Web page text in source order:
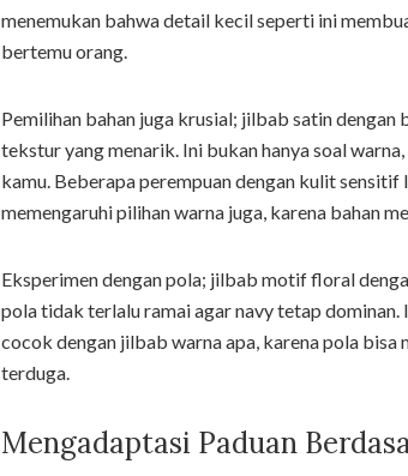
menemukan bahwa detail kecil seperti ini
bertemu orang.
Pemilihan bahan juga krusial; jilbab satin
tekstur yang menarik. Ini bukan hanya soal
kamu. Beberapa perempuan dengan kulit sensitif
memengaruhi pilihan warna juga, karena bahan
Eksperimen dengan pola; jilbab motif floral
pola tidak terlalu ramai agar navy tetap
cocok dengan jilbab warna apa, karena pola bisa
terduga.
Mengadaptasi Paduan